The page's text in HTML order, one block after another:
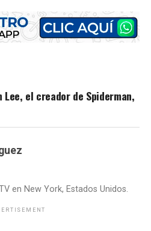
el creador de Spiderman,
en New York, Estados Unidos.